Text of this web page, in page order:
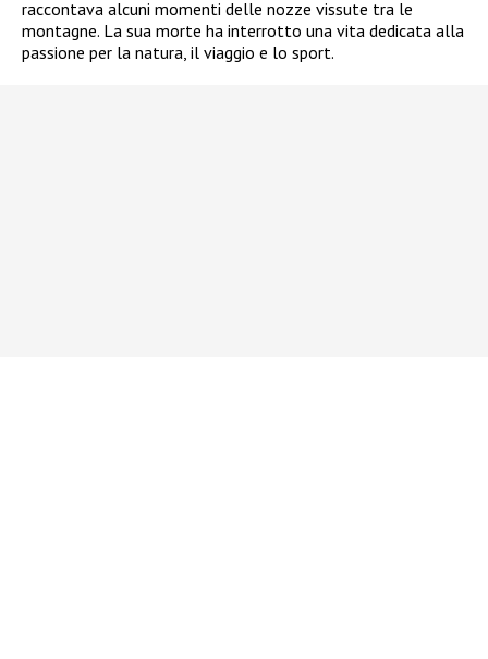
raccontava alcuni momenti delle nozze vissute tra le
montagne. La sua morte ha interrotto una vita dedicata alla
passione per la natura, il viaggio e lo sport.